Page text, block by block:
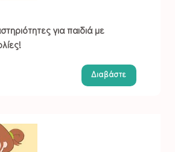
για παιδιά με
Διαβάστε